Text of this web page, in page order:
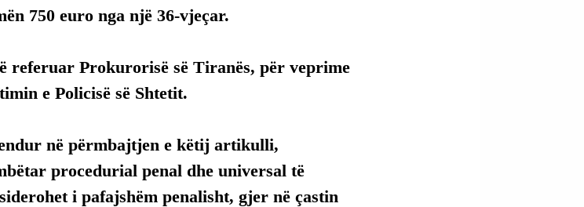
750 euro nga një 36-vjeçar.
referuar Prokurorisë së Tiranës, për veprime
e Policisë së Shtetit.
në përmbajtjen e këtij artikulli,
procedurial penal dhe universal të
i pafajshëm penalisht, gjer në çastin